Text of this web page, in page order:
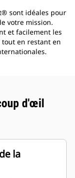
sont idéales pour
votre mission.
et facilement les
en restant en
d'œil
la